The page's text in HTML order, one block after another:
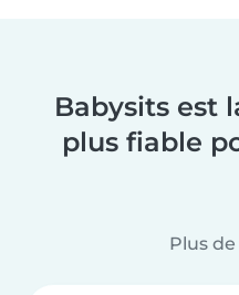
Babysits est
plus fiable
Plus de